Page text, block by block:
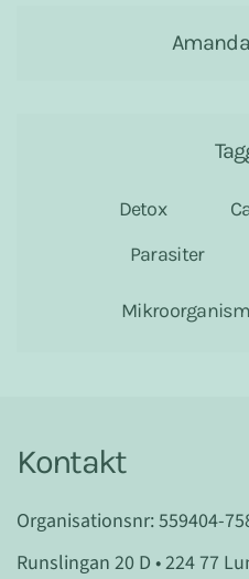
Detox
Parasiter
Kontakt
Organisationsnr: 559404-
Runslingan 20 D • 224 77